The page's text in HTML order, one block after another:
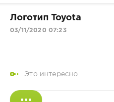
Логотип Toyota
03/11/2020 07:23
Это интересно